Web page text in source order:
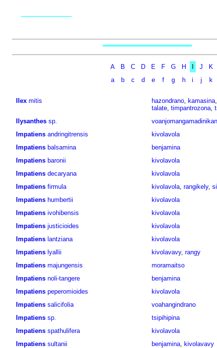
A B C D E F G H J
K
a
b c d e f g h i j k
Ilex mitis hazondrano, kamasina
talate, timpantrozona,
Ilysanthes sp.
Impatiens andringitrensis
kivolavola
Impatiens balsamina
benjamina
Impatiens baronii
kivolavola
Impatiens decaryana
kivolavola
Impatiens firmula kivolavola, rangikely,
Impatiens humbertii
kivolavola
Impatiens ivohibensis
kivolavola
Impatiens justicioides
kivolavola
Impatiens lantziana
kivolavola
Impatiens lyallii kivolavavy, rangy
Impatiens majungensis
moramaitso
Impatiens noli-tangere
benjamina
Impatiens peperomioides
kivolavola
Impatiens salicifolia
voahangindrano
Impatiens sp.
tsipihipina
Impatiens spathulifera
kivolavola
Impatiens sultanii benjamina, kivolavavy